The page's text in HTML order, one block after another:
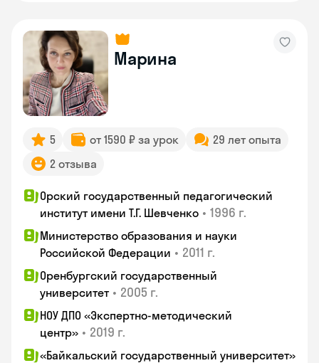
Марина
5 от 1590 ₽ за урок
29 лет опыта
2 отзыва
Орский государственный педагогический
институт имени Т.Г. Шевченко • 1996 г.
Министерство образования и науки
Российской Федерации • 2011 г.
Оренбургский государственный
университет • 2005 г.
НОУ ДПО «Экспертно-методический
центр» • 2019 г.
«Байкальский государственный университет»